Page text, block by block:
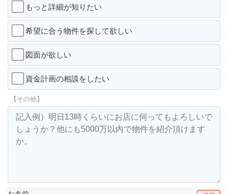
もっと詳細が知りたい
希望に合う物件を探して欲しい
図面が欲しい
資金計画の相談をしたい
【その他】